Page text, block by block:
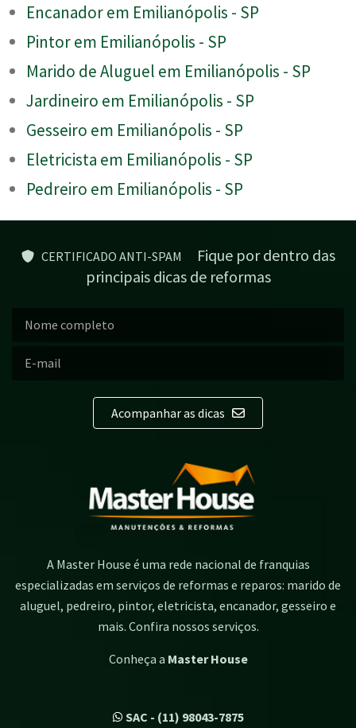
Encanador em Emilianópolis - SP
Pintor em Emilianópolis - SP
Marido de Aluguel em Emilianópolis - SP
Jardineiro em Emilianópolis - SP
Gesseiro em Emilianópolis - SP
Eletricista em Emilianópolis - SP
Pedreiro em Emilianópolis - SP
CERTIFICADO ANTI-SPAM
Fique por dentro das
principais dicas de reformas
Acompanhar as dicas
A Master House é uma rede nacional de franquias
especializadas em serviços de reformas e reparos: marido de
aluguel, pedreiro, pintor, eletricista, encanador, gesseiro e
mais. Confira nossos serviços.
Conheça a Master House
SAC - (11) 98043-7875